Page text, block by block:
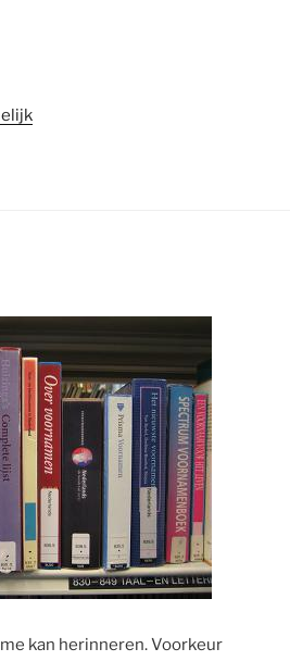
kan herinneren. Voorkeur